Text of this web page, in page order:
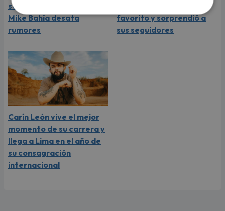
segundo hijo? Video de
Mike Bahía desata
rumores
favorito y sorprendió a
sus seguidores
Carín León vive el mejor
momento de su carrera y
llega a Lima en el año de
su consagración
internacional